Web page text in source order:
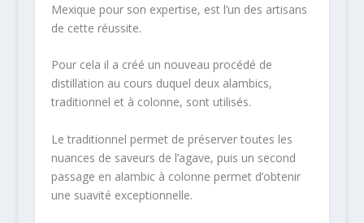
Mexique pour son expertise, est l’un des artisans
de cette réussite.
Pour cela il a créé un nouveau procédé de
distillation au cours duquel deux alambics,
traditionnel et à colonne, sont utilisés.
Le traditionnel permet de préserver toutes les
nuances de saveurs de l’agave, puis un second
passage en alambic à colonne permet d’obtenir
une suavité exceptionnelle.